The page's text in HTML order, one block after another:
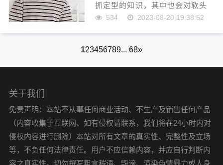
抓定型的知识，其中也会对软头
发三七分怎么弄好看进行解释，
吧！本文目录男生发质软发际线
分……
534 2023-08-20 19:38:52
123456789... 68»
关于我们
免责声明：本站不从事任何商业活动、不生产及销售任何产品
（内容收集于互联网、如有侵权请联系，我们将在24小时内对
侵权内容进行删除）本站对所有文章的真实性、完整性及立场
等，不负任何法律责任。用户不应信赖内容，并应自行判断内